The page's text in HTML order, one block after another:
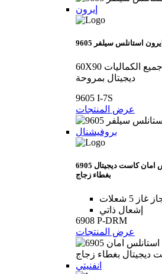
إيرون
9605 ايرون استانلس سيلفر
60X90 ايرون استانلس سيلفر جميع الكماليات
ديجيتال بمروحة
9605 I-7S
عرض المنتجات
بروفيشنال
6905 بروفيشنال نبيتي سطح استانلس امان كاست ديجيتال
بغطاء زجاج
غاز 5 شعلات
6908 P-DRM
عرض المنتجات
انفنيتي